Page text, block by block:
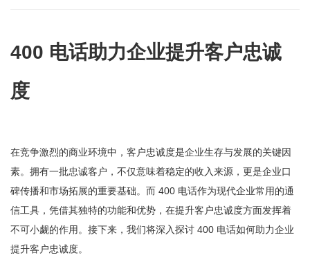
码，
服务
400 电话助力企业提升客户忠诚
度
在竞争激烈的商业环境中，客户忠诚度是企业生存与发展的关键因
素。拥有一批忠诚客户，不仅意味着稳定的收入来源，更是企业口
碑传播和市场拓展的重要基础。而 400 电话作为现代企业常用的通
信工具，凭借其独特的功能和优势，在提升客户忠诚度方面发挥着
不可小觑的作用。接下来，我们将深入探讨 400 电话如何助力企业
提升客户忠诚度。